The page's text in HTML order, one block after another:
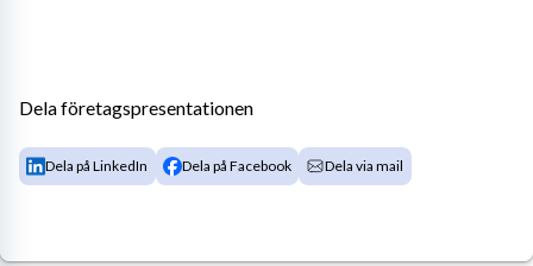
Dela företagspresentationen
Dela på LinkedIn Dela på Facebook Dela via mail